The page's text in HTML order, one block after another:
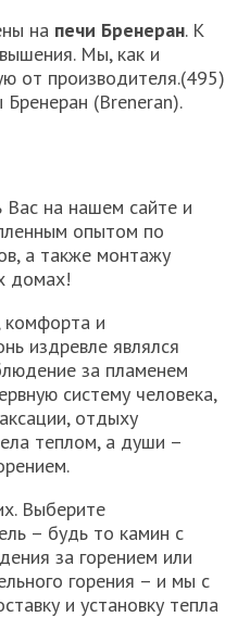
на печи Бренеран. К
Мы, как и
от производителя.(495)
(Breneran).
на нашем сайте и
опытом по
а также монтажу
домах!
комфорта и
издревле являлся
за пламенем
систему человека,
отдыху
теплом, а души –
Выберите
– будь то камин с
за горением или
горения – и мы с
и установку тепла